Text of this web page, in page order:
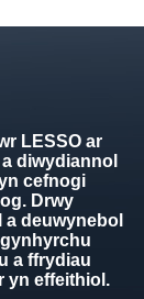
LESSO ar
diwydiannol
cefnogi
Drwy
deuwynebol
a ffrydiau
yn effeithiol.